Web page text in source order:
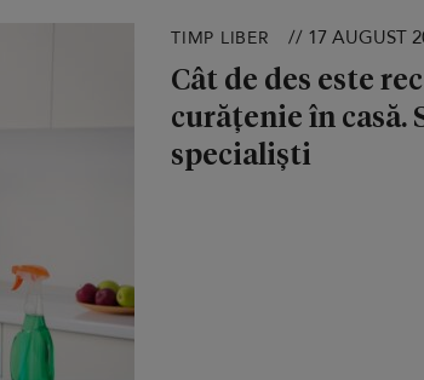
TIMP LIBER // 17 AUGUST
Cât de des este
curățenie în
specialiști